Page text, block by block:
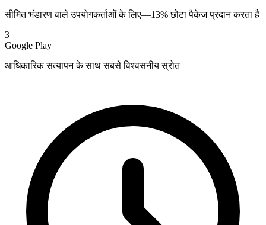
सीमित भंडारण वाले उपयोगकर्ताओं के लिए—13% छोटा पैकेज प्रदान करता है
3
Google Play
आधिकारिक सत्यापन के साथ सबसे विश्वसनीय स्रोत